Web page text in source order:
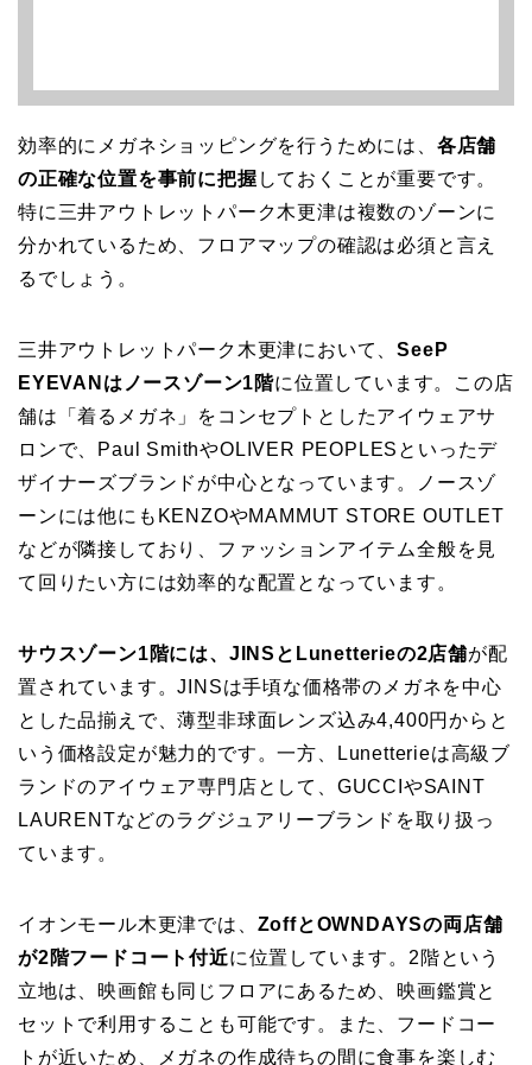
効率的にメガネショッピングを行うためには、 各店舗
の正確な位置を事前に把握 しておくことが重要です。
特に三井アウトレットパーク木更津は複数のゾーンに
分かれているため、フロアマップの確認は必須と言え
るでしょう。
三井アウトレットパーク木更津において、SeeP
EYEVANはノースゾーン1階に位置しています。この店
舗は「着るメガネ」をコンセプトとしたアイウェアサ
ロンで、Paul SmithやOLIVER PEOPLESといったデ
ザイナーズブランドが中心となっています。ノースゾ
ーンには他にもKENZOやMAMMUT STORE OUTLET
などが隣接しており、ファッションアイテム全般を見
て回りたい方には効率的な配置となっています。
サウスゾーン1階には、JINSとLunetterieの2店舗が配
置されています。JINSは手頃な価格帯のメガネを中心
とした品揃えで、薄型非球面レンズ込み4,400円からと
いう価格設定が魅力的です。一方、Lunetterieは高級ブ
ランドのアイウェア専門店として、GUCCIやSAINT
LAURENTなどのラグジュアリーブランドを取り扱っ
ています。
イオンモール木更津では、 ZoffとOWNDAYSの両店舗
が2階フードコート付近に位置しています。2階という
立地は、映画館も同じフロアにあるため、映画鑑賞と
セットで利用することも可能です。また、フードコー
トが近いため、メガネの作成待ちの間に食事を楽しむ